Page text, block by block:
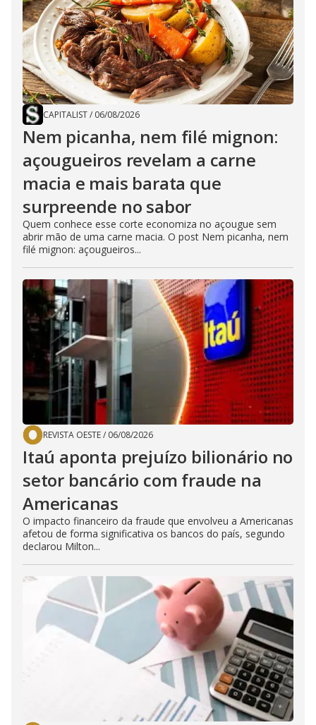
CAPITALIST/ 06/08/2026
Nem picanha, nem filé mignon:
açougueiros revelam a carne
macia e mais barata que
surpreende no sabor
Quem conhece esse corte economiza no açougue sem
abrir mão de uma carne macia. O post Nem picanha, nem
filé mignon: açougueiros...
REVISTA OESTE/ 06/08/2026
Itaú aponta prejuízo bilionário no
setor bancário com fraude na
Americanas
O impacto financeiro da fraude que envolveu a Americanas
afetou de forma significativa os bancos do país, segundo
declarou Milton...